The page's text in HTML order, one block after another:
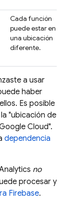
Cada función
puede estar en
una ubicación
diferente.
a usar
haber
Es posible
"ubicación de
Cloud".
dependencia
no
procesar y
Firebase.